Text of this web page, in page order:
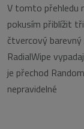
V tomto přehledu
pokusím přiblížit
čtvercový barevný
RadialWipe
je přechod
nepravidelné